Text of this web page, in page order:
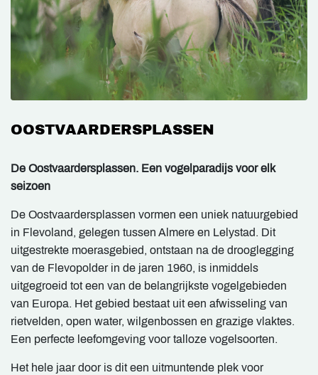
OOSTVAARDERSPLASSEN
De Oostvaardersplassen. Een vogelparadijs voor elk
seizoen
De Oostvaardersplassen vormen een uniek natuurgebied
in Flevoland, gelegen tussen Almere en Lelystad. Dit
uitgestrekte moerasgebied, ontstaan na de drooglegging
van de Flevopolder in de jaren 1960, is inmiddels
uitgegroeid tot een van de belangrijkste vogelgebieden
van Europa. Het gebied bestaat uit een afwisseling van
rietvelden, open water, wilgenbossen en grazige vlaktes.
Een perfecte leefomgeving voor talloze vogelsoorten.
Het hele jaar door is dit een uitmuntende plek voor